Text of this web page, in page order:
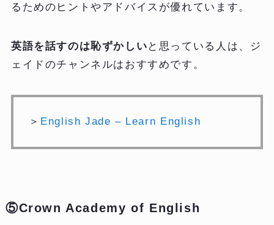
るためのヒントやアドバイスが優れています。
英語を話すのは恥ずかしい と思っている人は、ジ
ェイドのチャンネルはおすすめです。
＞ English Jade – Learn English
⑤Crown Academy of English